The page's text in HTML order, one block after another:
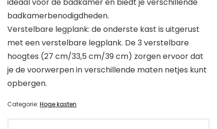
badkamerbenodigdheden.
Verstelbare legplank: de onderste kast is uitgerust
met een verstelbare legplank. De 3 verstelbare
hoogtes (27 cm/33,5 cm/39 cm) zorgen ervoor dat
je de voorwerpen in verschillende maten netjes kunt
opbergen.
Categorie: Hoge kasten